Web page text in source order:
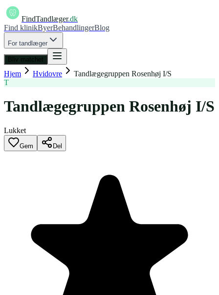
FindTandlæger.dk
Find klinikByerBehandlingerBlog
For tandlæger
Bliv matchet
Hjem Hvidovre
Tandlægegruppen Rosenhøj I/S
T
Tandlægegruppen Rosenhøj I/S
Lukket
Gem Del